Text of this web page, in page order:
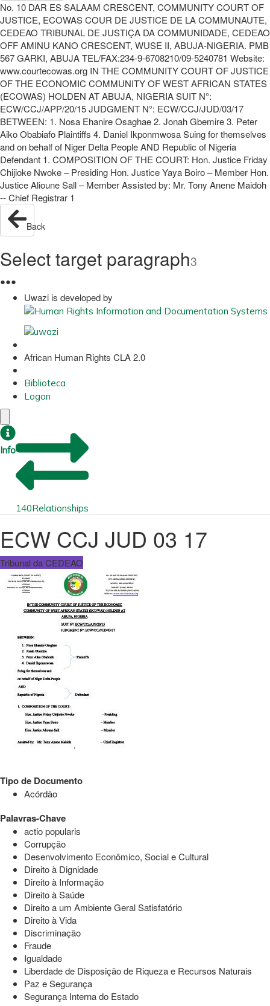
No. 10 DAR ES SALAAM CRESCENT, COMMUNITY COURT OF
JUSTICE, ECOWAS COUR DE JUSTICE DE LA COMMUNAUTE,
CEDEAO TRIBUNAL DE JUSTIÇA DA COMMUNIDADE, CEDEAO
OFF AMINU KANO CRESCENT, WUSE II, ABUJA-NIGERIA. PMB
567 GARKI, ABUJA TEL/FAX:234-9-6708210/09-5240781 Website:
www.courtecowas.org IN THE COMMUNITY COURT OF JUSTICE
OF THE ECONOMIC COMMUNITY OF WEST AFRICAN STATES
(ECOWAS) HOLDEN AT ABUJA, NIGERIA SUIT N°:
ECW/CCJ/APP/20/15 JUDGMENT N°: ECW/CCJ/JUD/03/17
BETWEEN: 1. Nosa Ehanire Osaghae 2. Jonah Gbemire 3. Peter
Aiko Obabiafo Plaintiffs 4. Daniel Ikponmwosa Suing for themselves
and on behalf of Niger Delta People AND Republic of Nigeria
Defendant 1. COMPOSITION OF THE COURT: Hon. Justice Friday
Chijioke Nwoke – Presiding Hon. Justice Yaya Boiro – Member Hon.
Justice Alioune Sall – Member Assisted by: Mr. Tony Anene Maidoh
-- Chief Registrar 1
Back
Select target paragraph3
●●●
Uwazi is developed by
African Human Rights CLA 2.0
Biblioteca
Logon
Info
140Relationships
ECW CCJ JUD 03 17
Tribunal da CEDEAO
Tipo de Documento
Acórdão
Palavras-Chave
actio popularis
Corrupção
Desenvolvimento Econômico, Social e Cultural
Direito à Dignidade
Direito à Informação
Direito à Saúde
Direito a um Ambiente Geral Satisfatório
Direito à Vida
Discriminação
Fraude
Igualdade
Liberdade de Disposição de Riqueza e Recursos Naturais
Paz e Segurança
Segurança Interna do Estado